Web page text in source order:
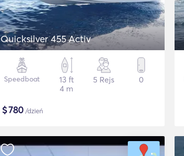
Quicksilver 455 Activ
Speedboat
13 ft
4 m
5 Rejs 0
$780 /dzień